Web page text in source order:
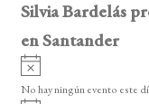
Silvia Bardelás
en Santander
A
v
i
No hay ningún evento este